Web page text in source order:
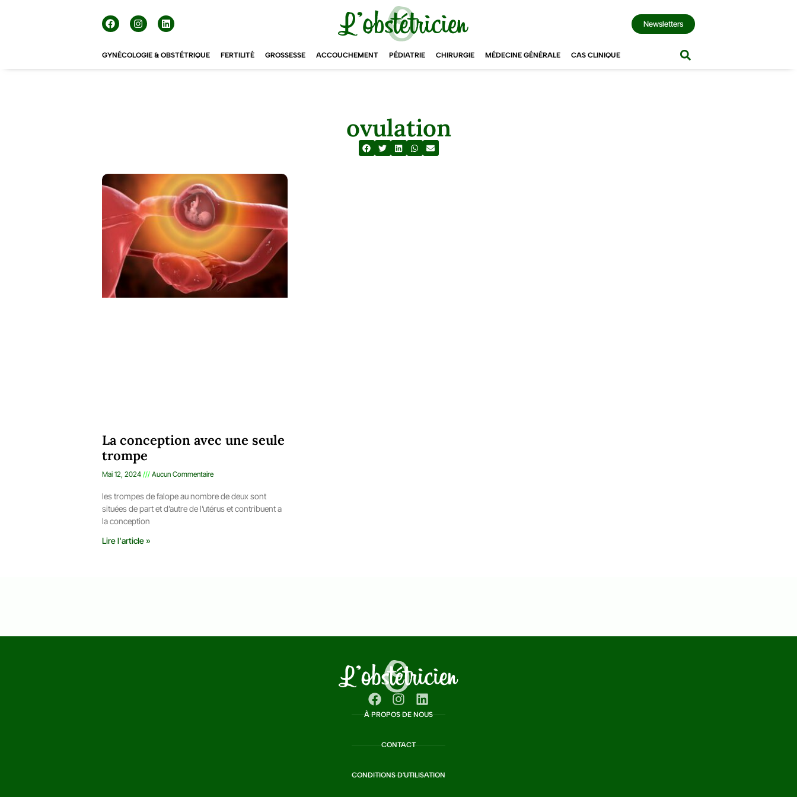
Newsletters
GYNÉCOLOGIE & OBSTÉTRIQUE FERTILITÉ GROSSESSE ACCOUCHEMENT PÉDIATRIE CHIRURGIE MÉDECINE GÉNÉRALE CAS CLINIQUE
ovulation
La conception avec une seule
trompe
Mai 12, 2024 Aucun Commentaire
les trompes de falope au nombre de deux sont
situées de part et d’autre de l’utérus et contribuent a
la conception
Lire l'article »
À PROPOS DE NOUS
CONTACT
CONDITIONS D'UTILISATION